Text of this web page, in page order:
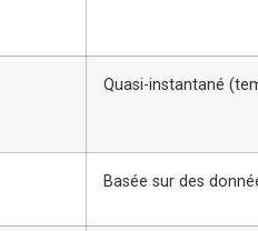
Quasi-instantané
Basée sur des